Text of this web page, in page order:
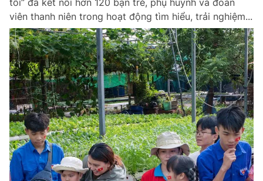
viên thanh niên trong hoạt động tìm hiểu, trải nghiệm...